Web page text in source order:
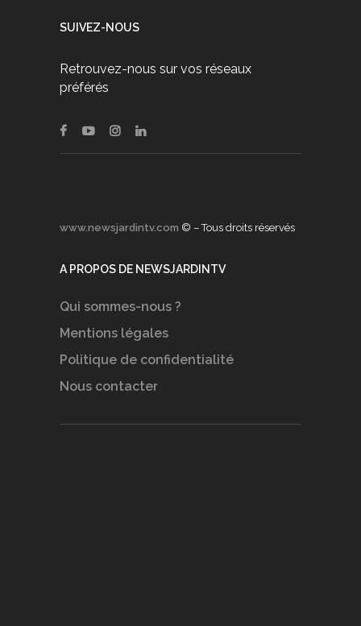
SUIVEZ-NOUS
Retrouvez-nous sur vos réseaux
préférés
www.newsjardintv.com © – Tous droits réservés
A PROPOS DE NEWSJARDINTV
Qui sommes-nous ?
Mentions légales
Politique de confidentialité
Nous contacter